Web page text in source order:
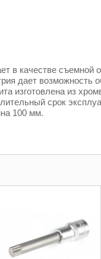
в качестве съемной
дает возможность
изготовлена из
срок
100 мм.